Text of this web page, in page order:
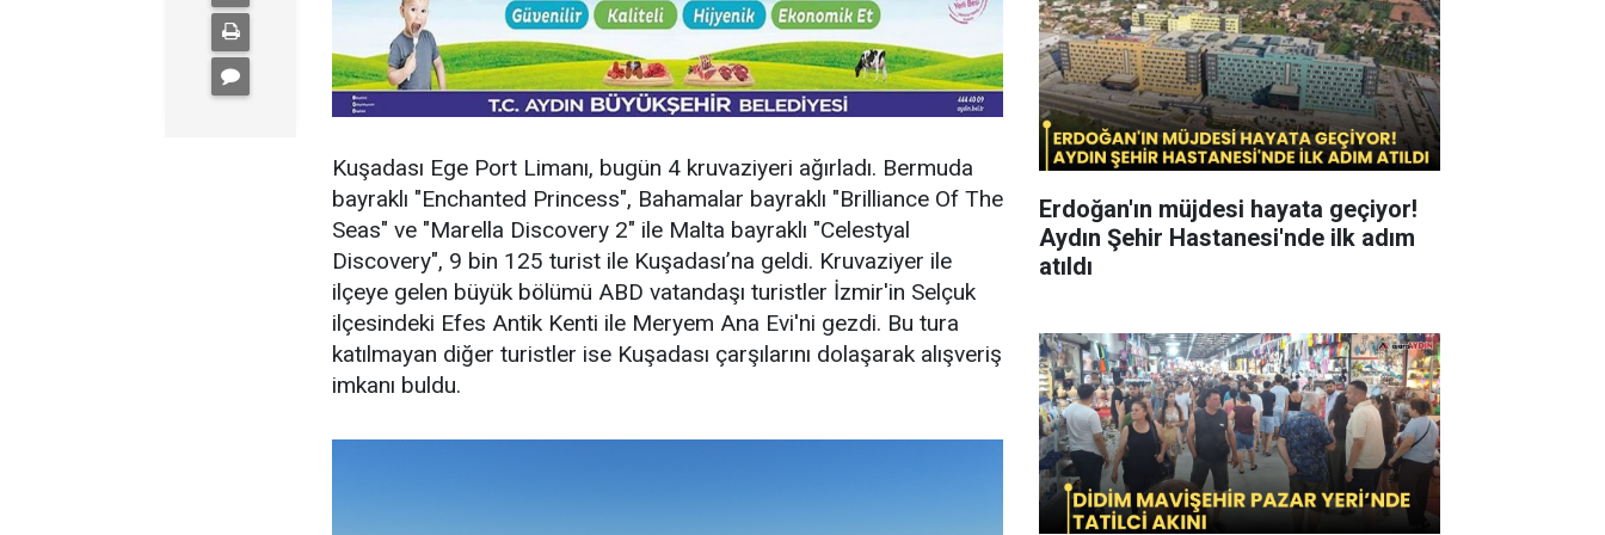
Kuşadası Ege Port Limanı, bugün 4 kruvaziyeri ağırladı. Bermuda
bayraklı "Enchanted Princess", Bahamalar bayraklı "Brilliance Of The
Seas" ve "Marella Discovery 2" ile Malta bayraklı "Celestyal
Discovery", 9 bin 125 turist ile Kuşadası’na geldi. Kruvaziyer ile
ilçeye gelen büyük bölümü ABD vatandaşı turistler İzmir'in Selçuk
ilçesindeki Efes Antik Kenti ile Meryem Ana Evi'ni gezdi. Bu tura
katılmayan diğer turistler ise Kuşadası çarşılarını dolaşarak alışveriş
imkanı buldu.
Erdoğan'ın müjdesi hayata geçiyor!
Aydın Şehir Hastanesi'nde ilk adım
atıldı